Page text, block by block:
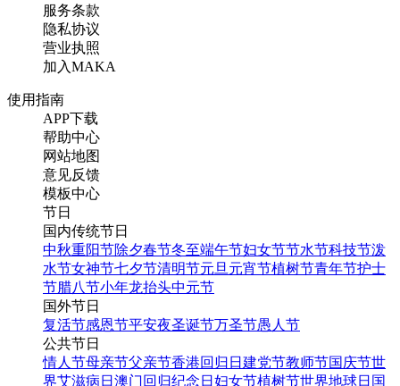
服务条款
隐私协议
营业执照
加入MAKA
使用指南
APP下载
帮助中心
网站地图
意见反馈
模板中心
节日
国内传统节日
中秋重阳节除夕春节冬至端午节妇女节节水节科技节泼
水节女神节七夕节清明节元旦 元宵节植树节青年节护士
节腊八节小年龙抬头中元节
国外节日
复活节感恩节平安夜圣诞节万圣节愚人节
公共节日
情人节母亲节父亲节香港回归日 建党节教师节国庆节世
界艾滋病日 澳门回归纪念日 妇女节植树节世界地球日 国